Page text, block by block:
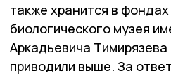
также хранится в
биологического музея
Аркадьевича Тимирязева
приводили выше. За